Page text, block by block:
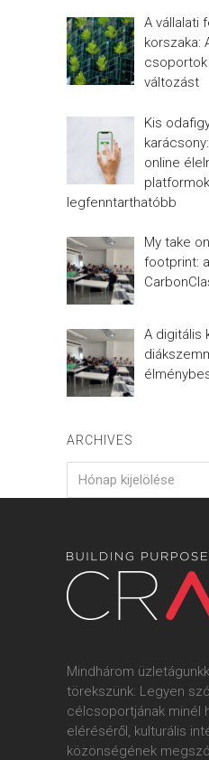
A vállalati
korszaka:
csoportok
változást
Kis
online
legfenntarthatóbb
My take
footprint:
A digitális
ARCHIVES
Archives
Hónap kijelölése
Mindhárom
törekszünk: Legyen
célcsoportjának minél
eléréséről, kulturális
közönségének